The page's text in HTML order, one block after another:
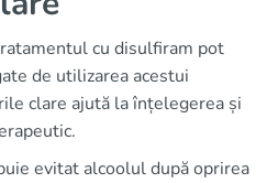
cu disulfiram pot
de utilizarea acestui
clare ajută la înțelegerea și
evitat alcoolul după oprirea